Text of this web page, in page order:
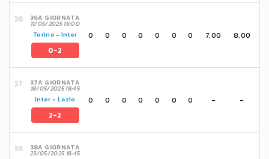
36A GIORNATA
11/05/2025 16:00
Torino -Inter
0-2
0 0 0 0 0 0 0 7,00 8,00
37A GIORNATA
18/05/2025 18:45
Inter - Lazio
2-2
0 0 0 0 0 0 0 - -
38A GIORNATA
23/05/2025 18:45